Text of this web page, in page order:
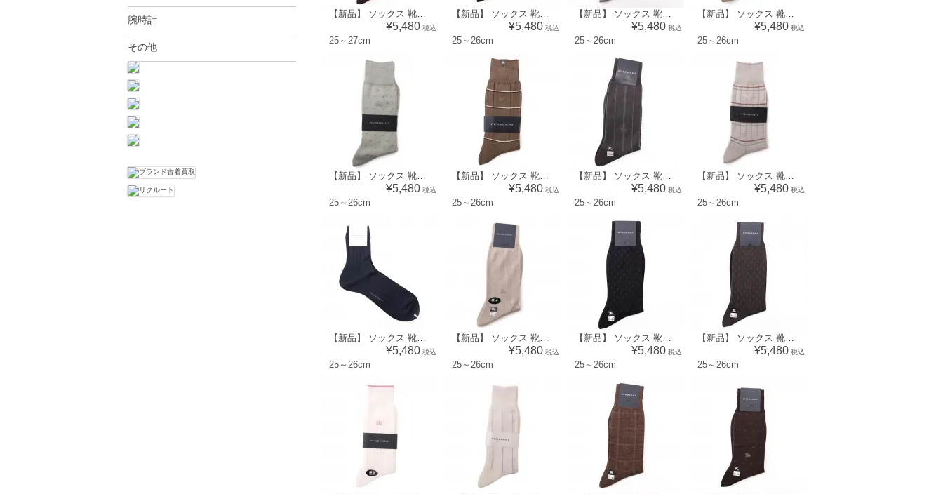
【新品】 ソックス 靴下 格子 25～27cm バーバリー 45928 BURBERRY ブラウン系 メンズ
¥5,480 税込
25～27cm
【新品】 ソックス 靴下 ストライプ 25～26cm バーバリー 45926 BURBERRY ブラウン系 メンズ
¥5,480 税込
25～26cm
【新品】 ソックス 靴下 ボーダー 25～26cm バーバリー 45925 BURBERRY グレー系 メンズ
¥5,480 税込
25～26cm
【新品】 ソックス 靴下 ボーダー 25～26cm バーバリー 45924 BURBERRY ベージュ系 メンズ
¥5,480 税込
25～26cm
【新品】 ソックス 靴下 ドット 25～26cm バーバリー 45923 BURBERRY グリーン系 メンズ
¥5,480 税込
25～26cm
【新品】 ソックス 靴下 チェック 25～26cm バーバリー 45920 BURBERRY カーキ系 メンズ
¥5,480 税込
25～26cm
【新品】 ソックス 靴下 ストライプ 25～26cm バーバリー 45917 BURBERRY グレー系 メンズ
¥5,480 税込
25～26cm
【新品】 ソックス 靴下 格子 25～26cm バーバリー 45916 BURBERRY グレー系 メンズ
¥5,480 税込
25～26cm
【新品】 ソックス 靴下 ストライプ 25～26cm バーバリー 45915 BURBERRY ブルー系 メンズ
¥5,480 税込
25～26cm
【新品】 ソックス 靴下 25～26cm バーバリー 45910 BURBERRY ベージュ系 メンズ
¥5,480 税込
25～26cm
【新品】 ソックス 靴下 ダイヤ 25～26cm バーバリー 45908 BURBERRY ネイビー系 メンズ
¥5,480 税込
25～26cm
【新品】 ソックス 靴下 ダイヤ 25～26cm バーバリー 45907 BURBERRY チャコールグレー系 メンズ
¥5,480 税込
25～26cm
腕時計
その他